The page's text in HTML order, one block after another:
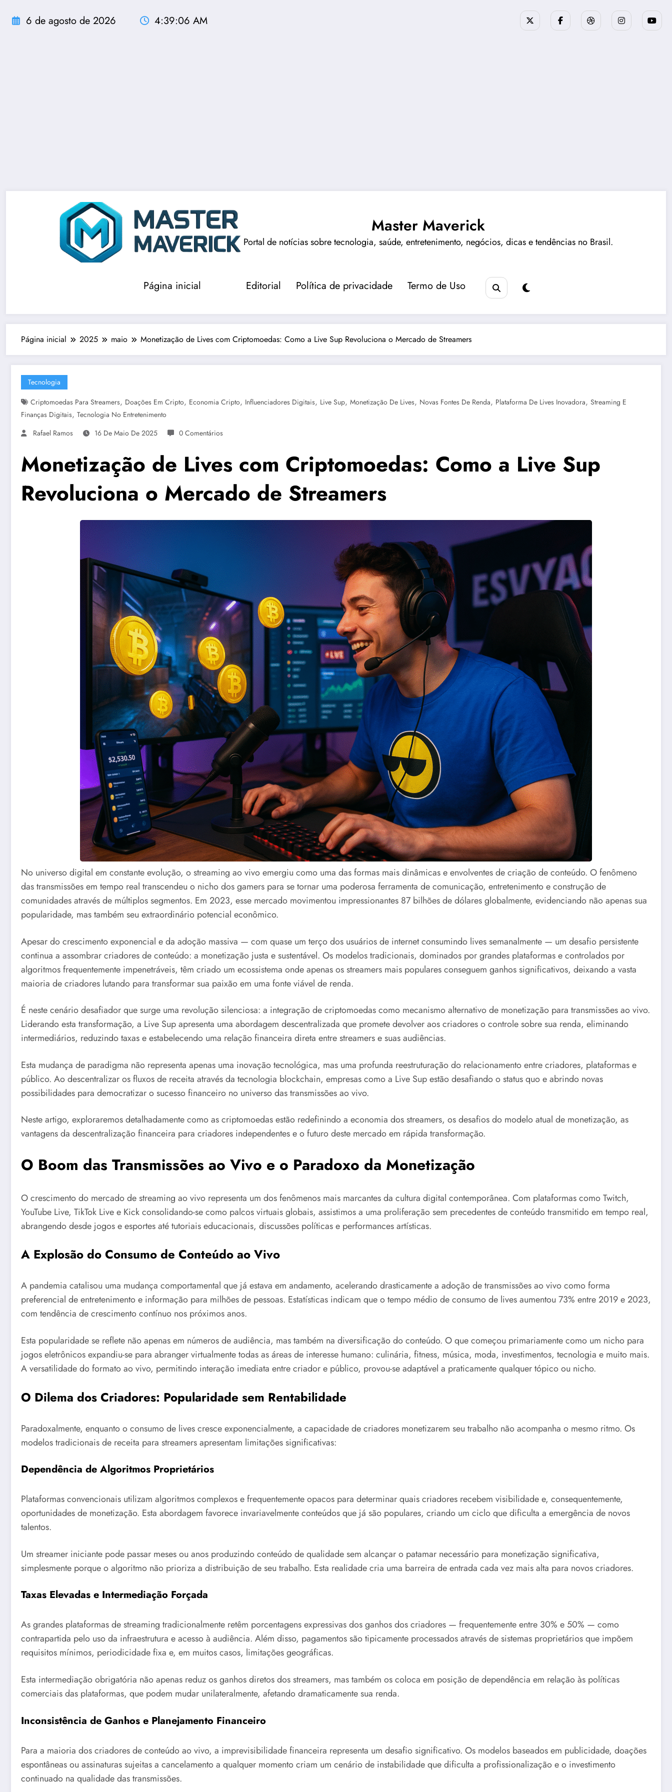
para
6 de agosto de 2026 4:39:07 AM
Master Maverick
Portal de notícias sobre tecnologia, saúde, entretenimento, negócios, dicas e tendências no Brasil.
Página inicial Editorial Política de privacidade Termo de Uso
Página inicial 2025 maio Monetização de Lives com Criptomoedas: Como a Live Sup Revoluciona o Mercado de Streamers
Tecnologia
Criptomoedas Para Streamers, Doações Em Cripto, Economia Cripto, Influenciadores Digitais, Live Sup, Monetização De Lives, Novas Fontes De Renda, Plataforma De Lives Inovadora, Streaming E
Finanças Digitais, Tecnologia No Entretenimento
Rafael Ramos
16 De Maio De 2025 0 Comentários
Monetização de Lives com Criptomoedas: Como a Live Sup
Revoluciona o Mercado de Streamers
No universo digital em constante evolução, o streaming ao vivo emergiu como uma das formas mais dinâmicas e envolventes de criação de conteúdo. O fenômeno
das transmissões em tempo real transcendeu o nicho dos gamers para se tornar uma poderosa ferramenta de comunicação, entretenimento e construção de
comunidades através de múltiplos segmentos. Em 2023, esse mercado movimentou impressionantes 87 bilhões de dólares globalmente, evidenciando não apenas sua
popularidade, mas também seu extraordinário potencial econômico.
Apesar do crescimento exponencial e da adoção massiva — com quase um terço dos usuários de internet consumindo lives semanalmente — um desafio persistente
continua a assombrar criadores de conteúdo: a monetização justa e sustentável. Os modelos tradicionais, dominados por grandes plataformas e controlados por
algoritmos frequentemente impenetráveis, têm criado um ecossistema onde apenas os streamers mais populares conseguem ganhos significativos, deixando a vasta
maioria de criadores lutando para transformar sua paixão em uma fonte viável de renda.
É neste cenário desafiador que surge uma revolução silenciosa: a integração de criptomoedas como mecanismo alternativo de monetização para transmissões ao vivo.
Liderando esta transformação, a Live Sup apresenta uma abordagem descentralizada que promete devolver aos criadores o controle sobre sua renda, eliminando
intermediários, reduzindo taxas e estabelecendo uma relação financeira direta entre streamers e suas audiências.
Esta mudança de paradigma não representa apenas uma inovação tecnológica, mas uma profunda reestruturação do relacionamento entre criadores, plataformas e
público. Ao descentralizar os fluxos de receita através da tecnologia blockchain, empresas como a Live Sup estão desafiando o status quo e abrindo novas
possibilidades para democratizar o sucesso financeiro no universo das transmissões ao vivo.
Neste artigo, exploraremos detalhadamente como as criptomoedas estão redefinindo a economia dos streamers, os desafios do modelo atual de monetização, as
vantagens da descentralização financeira para criadores independentes e o futuro deste mercado em rápida transformação.
O Boom das Transmissões ao Vivo e o Paradoxo da Monetização
O crescimento do mercado de streaming ao vivo representa um dos fenômenos mais marcantes da cultura digital contemporânea. Com plataformas como Twitch,
YouTube Live, TikTok Live e Kick consolidando-se como palcos virtuais globais, assistimos a uma proliferação sem precedentes de conteúdo transmitido em tempo real,
abrangendo desde jogos e esportes até tutoriais educacionais, discussões políticas e performances artísticas.
A Explosão do Consumo de Conteúdo ao Vivo
A pandemia catalisou uma mudança comportamental que já estava em andamento, acelerando drasticamente a adoção de transmissões ao vivo como forma
preferencial de entretenimento e informação para milhões de pessoas. Estatísticas indicam que o tempo médio de consumo de lives aumentou 73% entre 2019 e 2023,
com tendência de crescimento contínuo nos próximos anos.
Esta popularidade se reflete não apenas em números de audiência, mas também na diversificação do conteúdo. O que começou primariamente como um nicho para
jogos eletrônicos expandiu-se para abranger virtualmente todas as áreas de interesse humano: culinária, fitness, música, moda, investimentos, tecnologia e muito mais.
A versatilidade do formato ao vivo, permitindo interação imediata entre criador e público, provou-se adaptável a praticamente qualquer tópico ou nicho.
O Dilema dos Criadores: Popularidade sem Rentabilidade
Paradoxalmente, enquanto o consumo de lives cresce exponencialmente, a capacidade de criadores monetizarem seu trabalho não acompanha o mesmo ritmo. Os
modelos tradicionais de receita para streamers apresentam limitações significativas:
Dependência de Algoritmos Proprietários
Plataformas convencionais utilizam algoritmos complexos e frequentemente opacos para determinar quais criadores recebem visibilidade e, consequentemente,
oportunidades de monetização. Esta abordagem favorece invariavelmente conteúdos que já são populares, criando um ciclo que dificulta a emergência de novos
talentos.
Um streamer iniciante pode passar meses ou anos produzindo conteúdo de qualidade sem alcançar o patamar necessário para monetização significativa,
simplesmente porque o algoritmo não prioriza a distribuição de seu trabalho. Esta realidade cria uma barreira de entrada cada vez mais alta para novos criadores.
Taxas Elevadas e Intermediação Forçada
As grandes plataformas de streaming tradicionalmente retêm porcentagens expressivas dos ganhos dos criadores — frequentemente entre 30% e 50% — como
contrapartida pelo uso da infraestrutura e acesso à audiência. Além disso, pagamentos são tipicamente processados através de sistemas proprietários que impõem
requisitos mínimos, periodicidade fixa e, em muitos casos, limitações geográficas.
Esta intermediação obrigatória não apenas reduz os ganhos diretos dos streamers, mas também os coloca em posição de dependência em relação às políticas
comerciais das plataformas, que podem mudar unilateralmente, afetando dramaticamente sua renda.
Inconsistência de Ganhos e Planejamento Financeiro
Para a maioria dos criadores de conteúdo ao vivo, a imprevisibilidade financeira representa um desafio significativo. Os modelos baseados em publicidade, doações
espontâneas ou assinaturas sujeitas a cancelamento a qualquer momento criam um cenário de instabilidade que dificulta a profissionalização e o investimento
continuado na qualidade das transmissões.